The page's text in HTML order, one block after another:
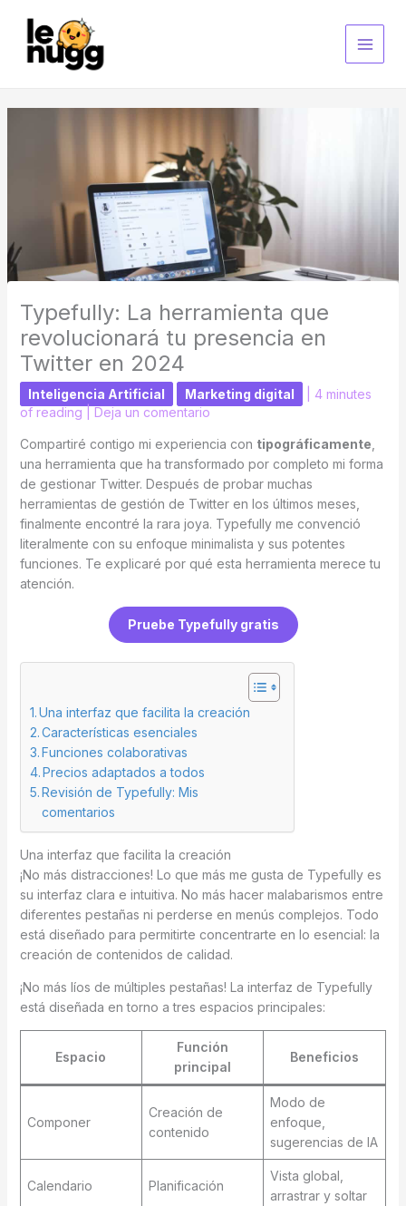
contenido
Typefully: La herramienta que
revolucionará tu presencia en
Twitter en 2024
Inteligencia Artificial Marketing digital
4 minutes
of reading
Deja un comentario
Compartiré contigo mi experiencia con tipográficamente
una herramienta que ha transformado por completo mi forma
de gestionar Twitter. Después de probar muchas
herramientas de gestión de Twitter en los últimos meses,
finalmente encontré la rara joya. Typefully me convenció
literalmente con su enfoque minimalista y sus potentes
funciones. Te explicaré por qué esta herramienta merece tu
atención.
Pruebe Typefully gratis
Una interfaz que facilita la creación
Características esenciales
Funciones colaborativas
Precios adaptados a todos
Revisión de Typefully: Mis
comentarios
Una interfaz que facilita la creación
¡No más distracciones! Lo que más me gusta de Typefully es
su interfaz clara e intuitiva. No más hacer malabarismos entre
diferentes pestañas ni perderse en menús complejos. Todo
está diseñado para permitirte concentrarte en lo esencial: la
creación de contenidos de calidad.
¡No más líos de múltiples pestañas! La interfaz de Typefully
está diseñada en torno a tres espacios principales:
Espacio
Función
principal
Beneficios
Componer
Creación de
contenido
Modo de
enfoque,
sugerencias de IA
Calendario Planificación
Vista global,
arrastrar y soltar